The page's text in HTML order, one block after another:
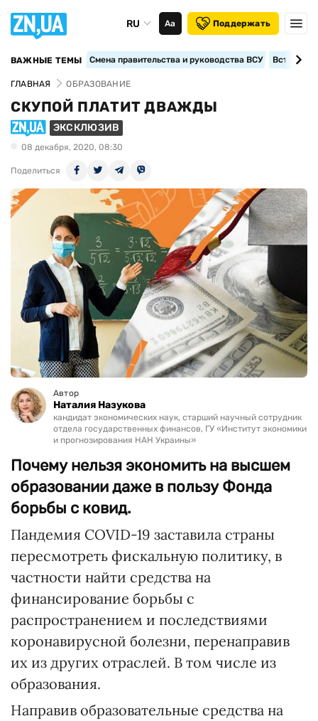
RU Аа Поддержать
ВАЖНЫЕ ТЕМЫ Смена правительства и руководства ВСУ
ГЛАВНАЯ ОБРАЗОВАНИЕ
СКУПОЙ ПЛАТИТ ДВАЖДЫ
ЭКСКЛЮЗИВ
08 декабря, 2020, 08:30
Поделиться
Автор
Наталия Назукова
кандидат экономических наук, старший научный сотрудник
отдела государственных финансов, ГУ «Институт экономики
и прогнозирования НАН Украины»
Почему нельзя экономить на высшем
образовании даже в пользу Фонда
борьбы с ковид.
Пандемия COVID-19 заставила страны
пересмотреть фискальную политику, в
частности найти средства на
финансирование борьбы с
распространением и последствиями
коронавирусной болезни, перенаправив
их из других отраслей. В том числе из
образования.
Направив образовательные средства на